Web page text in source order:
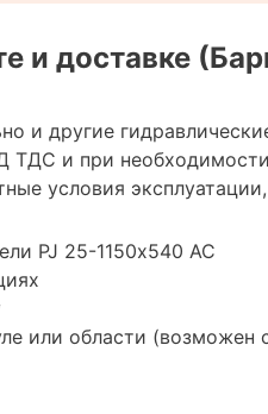
и доставке
и другие
ТДС и при
условия
PJ 25-1150х540 AC
или области (возможен